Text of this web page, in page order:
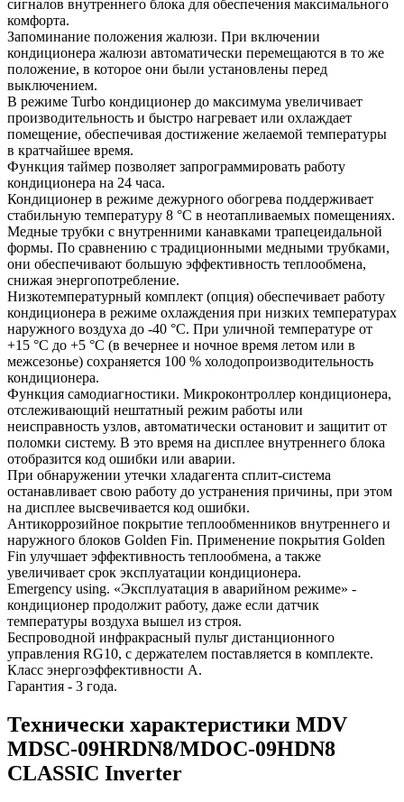
сигналов внутреннего блока для обеспечения максимального
комфорта.
Запоминание положения жалюзи. При включении
кондиционера жалюзи автоматически перемещаются в то же
положение, в которое они были установлены перед
выключением.
В режиме Turbo кондиционер до максимума увеличивает
производительность и быстро нагревает или охлаждает
помещение, обеспечивая достижение желаемой температуры
в кратчайшее время.
Функция таймер позволяет запрограммировать работу
кондиционера на 24 часа.
Кондиционер в режиме дежурного обогрева поддерживает
стабильную температуру 8 °C в неотапливаемых помещениях.
Медные трубки с внутренними канавками трапецеидальной
формы. По сравнению с традиционными медными трубками,
они обеспечивают большую эффективность теплообмена,
снижая энергопотребление.
Низкотемпературный комплект (опция) обеспечивает работу
кондиционера в режиме охлаждения при низких температурах
наружного воздуха до -40 °С. При уличной температуре от
+15 °С до +5 °С (в вечернее и ночное время летом или в
межсезонье) сохраняется 100 % холодопроизводительность
кондиционера.
Функция самодиагностики. Микроконтроллер кондиционера,
отслеживающий нештатный режим работы или
неисправность узлов, автоматически остановит и защитит от
поломки систему. В это время на дисплее внутреннего блока
отобразится код ошибки или аварии.
При обнаружении утечки хладагента сплит-система
останавливает свою работу до устранения причины, при этом
на дисплее высвечивается код ошибки.
Антикоррозийное покрытие теплообменников внутреннего и
наружного блоков Golden Fin. Применение покрытия Golden
Fin улучшает эффективность теплообмена, а также
увеличивает срок эксплуатации кондиционера.
Emergency using. «Эксплуатация в аварийном режиме» -
кондиционер продолжит работу, даже если датчик
температуры воздуха вышел из строя.
Беспроводной инфракрасный пульт дистанционного
управления RG10, с держателем поставляется в комплекте.
Класс энергоэффективности А.
Гарантия - 3 года.
Технически характеристики MDV
MDSC-09HRDN8/MDOC-09HDN8
CLASSIC Inverter